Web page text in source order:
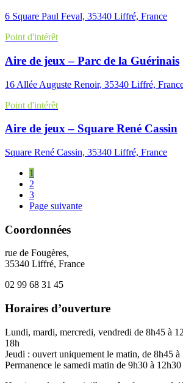
6 Square Paul Feval, 35340 Liffré, France
Point d'intérêt
Aire de jeux – Parc de la Guérinais
16 Allée Auguste Renoir, 35340 Liffré,
Point d'intérêt
Aire de jeux – Square René Cassin
Square René Cassin, 35340 Liffré, France
1
2
3
Page suivante
Coordonnées
rue de Fougères,
35340 Liffré, France
02 99 68 31 45
Horaires d’ouverture
Lundi, mardi, mercredi, vendredi de 8h45 à
18h
Jeudi : ouvert uniquement le matin, de 8h45 à
Permanence le samedi matin de 9h30 à 12h30